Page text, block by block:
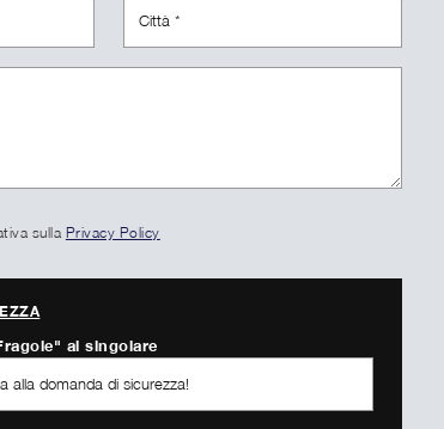
sulla Privacy Policy
al singolare